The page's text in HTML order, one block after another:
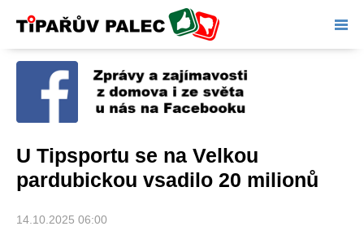
Tipařův palec
U Tipsportu se na Velkou
pardubickou vsadilo 20 milionů
14.10.2025 06:00